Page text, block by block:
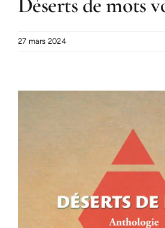
Déserts de mots
27 mars 2024